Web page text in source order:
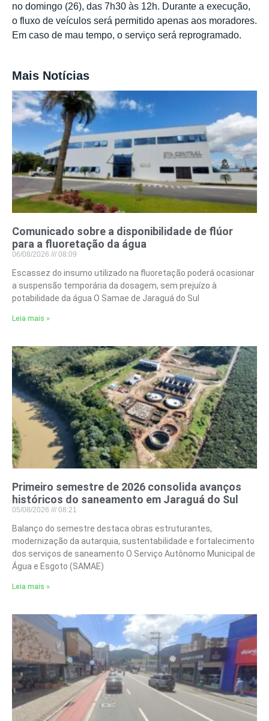
no domingo (26), das 7h30 às 12h. Durante a execução,
o fluxo de veículos será permitido apenas aos moradores.
Em caso de mau tempo, o serviço será reprogramado.
Mais Notícias
Comunicado sobre a disponibilidade de flúor
para a fluoretação da água
06/08/2026 08:09
Escassez do insumo utilizado na fluoretação poderá ocasionar
a suspensão temporária da dosagem, sem prejuízo à
potabilidade da água O Samae de Jaraguá do Sul
Leia mais »
Primeiro semestre de 2026 consolida avanços
históricos do saneamento em Jaraguá do Sul
05/08/2026 08:21
Balanço do semestre destaca obras estruturantes,
modernização da autarquia, sustentabilidade e fortalecimento
dos serviços de saneamento O Serviço Autônomo Municipal de
Água e Esgoto (SAMAE)
Leia mais »